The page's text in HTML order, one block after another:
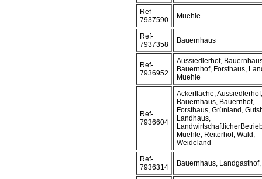
Ref-
7937590
Muehle
Ref-
7937358
Bauernhaus
Ref-
7936952
Aussiedlerhof,
Bauernhof, Forsthaus,
Muehle
Ref-
7936604
Ackerfläche, Aussiedlerhof,
Bauernhaus, Bauernhof,
Forsthaus, Grünland,
Landhaus,
Muehle, Reiterhof, Wald,
Weideland
Ref-
7936314
Bauernhaus,